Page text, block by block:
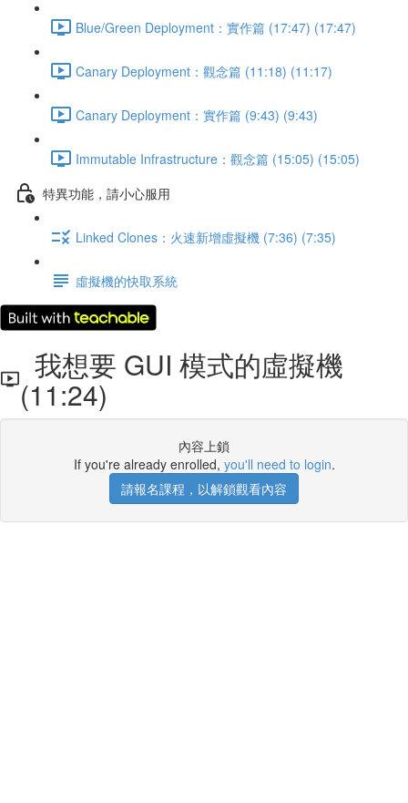
Blue/Green Deployment：實作篇 (17:47) (17:47)
Canary Deployment：觀念篇 (11:18) (11:17)
Canary Deployment：實作篇 (9:43) (9:43)
Immutable Infrastructure：觀念篇 (15:05) (15:05)
特異功能，請小心服用
Linked Clones：火速新增虛擬機 (7:36) (7:35)
虛擬機的快取系統
我想要 GUI 模式的虛擬機
(11:24)
內容上鎖
If you're already enrolled, you'll need to login.
請報名課程，以解鎖觀看內容